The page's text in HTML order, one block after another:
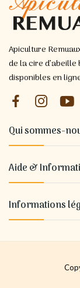
Apiculture
de la cire
disponibles en
Qui sommes-
Aide &
Informations